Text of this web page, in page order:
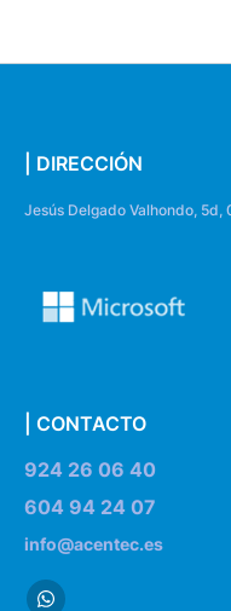
| DIRECCIÓN
Jesús Delgado Valhondo,
| CONTACTO
924 26 06 40
604 94 24 07
info@acentec.es